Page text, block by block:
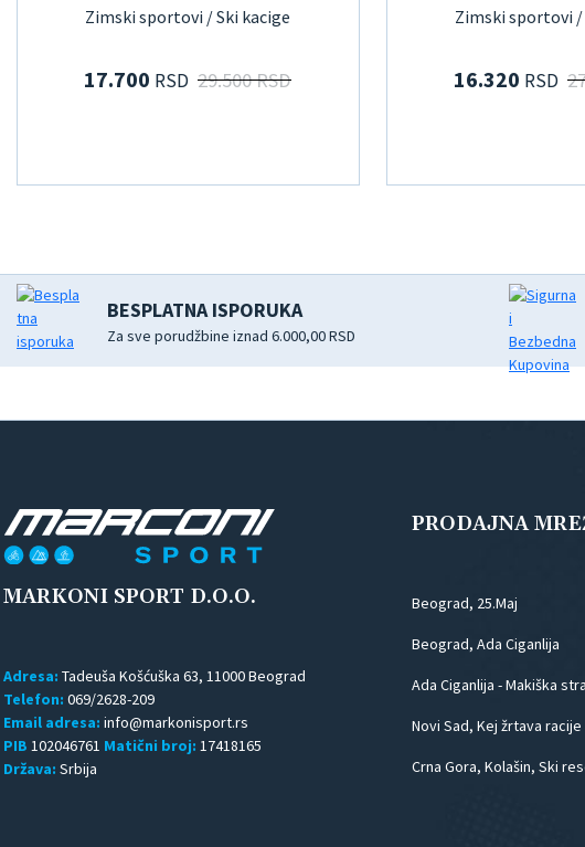
Zimski sportovi / Ski kacige
17.700 RSD 29.500 RSD
Zimski sportovi /
16.320 RSD
BESPLATNA ISPORUKA
Za sve porudžbine iznad 6.000,00 RSD
MARKONI SPORT D.O.O.
Adresa: Tadeuša Košćuška 63, 11000 Beograd
Telefon: 069/2628-209
Email adresa:
PIB 102046761 Matični broj: 17418165
Država: Srbija
PRODAJNA
Beograd, 25.Maj
Beograd, Ada Ciganlija
Ada Ciganlija - Makiška
Novi Sad, Kej žrtava racije
Crna Gora, Kolašin, Ski